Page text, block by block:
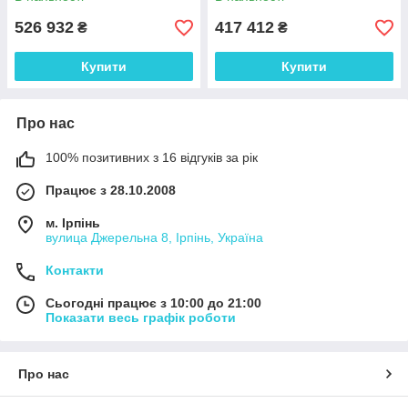
526 932 ₴
Купити
417 412 ₴
Купити
Про нас
100% позитивних з 16 відгуків за рік
Працює з 28.10.2008
м. Ірпінь
вулица Джерельна 8, Ірпінь, Україна
Контакти
Сьогодні працює з 10:00 до 21:00
Показати весь графік роботи
Про нас